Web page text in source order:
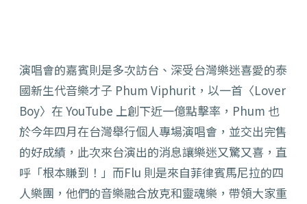
演唱會的嘉賓則是多次訪台、深受台灣樂迷喜愛的泰
國新生代音樂才子 Phum Viphurit，以一首〈Lover
Boy〉在 YouTube 上創下近一億點擊率，Phum 也
於今年四月在台灣舉行個人專場演唱會，並交出完售
的好成績，此次來台演出的消息讓樂迷又驚又喜，直
呼「根本賺到！」而Flu 則是來自菲律賓馬尼拉的四
人樂團，他們的音樂融合放克和靈魂樂，帶領大家重